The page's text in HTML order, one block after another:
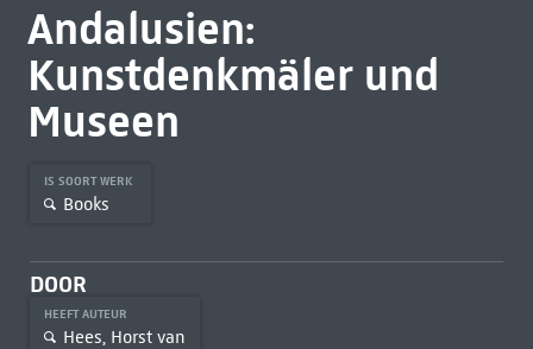
Andalusien:
Kunstdenkmäler und
Museen
IS SOORT WERK
Books
DOOR
HEEFT AUTEUR
Hees, Horst van